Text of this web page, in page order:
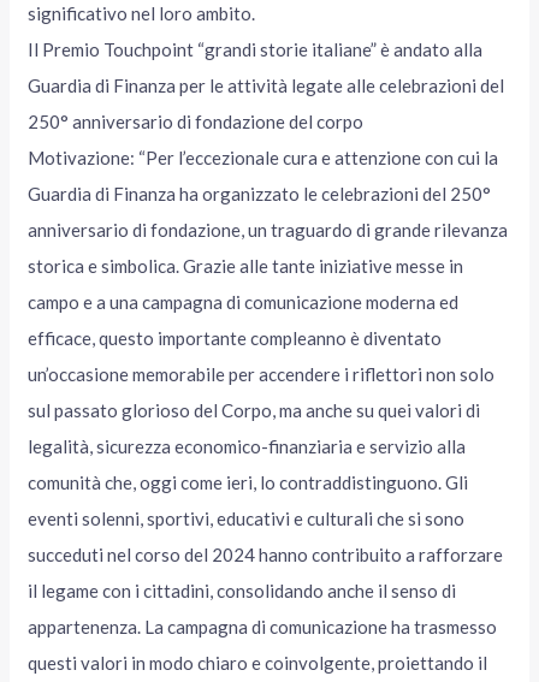
significativo nel loro ambito.
Il Premio Touchpoint “grandi storie italiane” è andato alla
Guardia di Finanza per le attività legate alle celebrazioni del
250° anniversario di fondazione del corpo
Motivazione: “Per l’eccezionale cura e attenzione con cui la
Guardia di Finanza ha organizzato le celebrazioni del 250°
anniversario di fondazione, un traguardo di grande rilevanza
storica e simbolica. Grazie alle tante iniziative messe in
campo e a una campagna di comunicazione moderna ed
efficace, questo importante compleanno è diventato
un’occasione memorabile per accendere i riflettori non solo
sul passato glorioso del Corpo, ma anche su quei valori di
legalità, sicurezza economico-finanziaria e servizio alla
comunità che, oggi come ieri, lo contraddistinguono. Gli
eventi solenni, sportivi, educativi e culturali che si sono
succeduti nel corso del 2024 hanno contribuito a rafforzare
il legame con i cittadini, consolidando anche il senso di
appartenenza. La campagna di comunicazione ha trasmesso
questi valori in modo chiaro e coinvolgente, proiettando il